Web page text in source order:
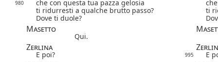
980 che con questa tua pazza gelosia
ti ridurresti a qualche brutto passo?
ti
Dove ti duole?
Masetto
Qui.
Zerlina
E poi? 995 E